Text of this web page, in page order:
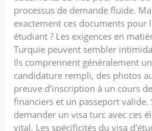
processus de demande fluide.
exactement ces documents pour
étudiant ? Les exigences en
Turquie peuvent sembler
Ils comprennent généralement
candidature rempli, des photos
preuve d’inscription à un cours
financiers et un passeport
demander un visa turc avec ces
vital. Les spécificités du visa